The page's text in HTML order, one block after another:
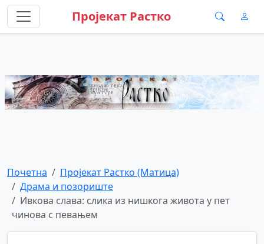
Пројекат Растко
Почетна
Пројекат Растко (Матица)
Драма и позориште
Ивкова слава: слика из нишкога живота у пет
чинова с певањем